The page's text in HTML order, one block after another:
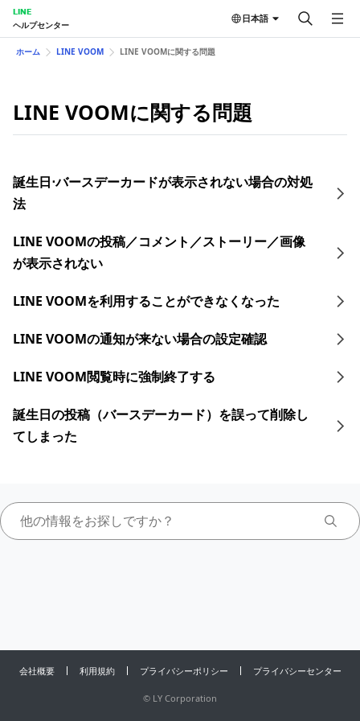
LINE
ヘルプセンター
日本語
ホーム LINE VOOM LINE VOOMに関する問題
LINE VOOMに関する問題
誕生日⋅バースデーカードが表示されない場合の対処
法
LINE VOOMの投稿／コメント／ストーリー／画像
が表示されない
LINE VOOMを利用することができなくなった
LINE VOOMの通知が来ない場合の設定確認
LINE VOOM閲覧時に強制終了する
誕生日の投稿（バースデーカード）を誤って削除し
てしまった
会社概要 利用規約 プライバシーポリシー プライバシーセンター
© LY Corporation